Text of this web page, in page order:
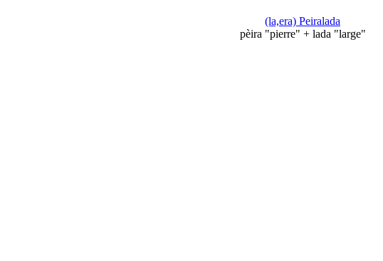
(la,era) Peiralada
pèira "pierre" + lada "large"